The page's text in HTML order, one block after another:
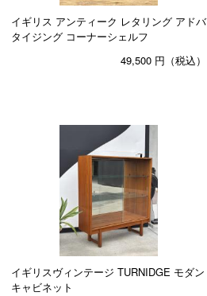
イギリス アンティーク レタリング アドバ
タイジング コーナーシェルフ
49,500 円（税込）
イギリスヴィンテージ TURNIDGE モダン
キャビネット